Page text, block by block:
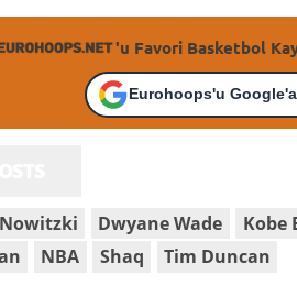
'u Favori Basketbol
Eurohoops'u
Dwyane Wade Kobe
NBA Shaq Tim Duncan